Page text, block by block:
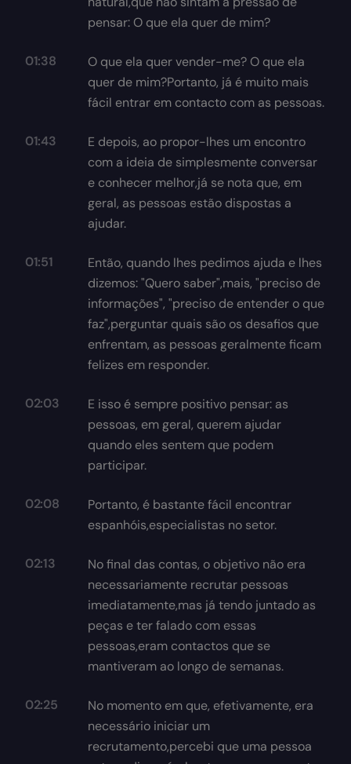
pensar: O que ela quer de mim?
01:38
O que ela quer vender-me? O que ela
quer de mim?Portanto, já é muito mais
fácil entrar em contacto com as pessoas.
01:43
E depois, ao propor-lhes um encontro
com a ideia de simplesmente conversar
e conhecer melhor,já se nota que, em
geral, as pessoas estão dispostas a
ajudar.
01:51
Então, quando lhes pedimos ajuda e lhes
dizemos: "Quero saber",mais, "preciso de
informações", "preciso de entender o que
faz",perguntar quais são os desafios que
enfrentam, as pessoas geralmente ficam
felizes em responder.
02:03
E isso é sempre positivo pensar: as
pessoas, em geral, querem ajudar
quando eles sentem que podem
participar.
02:08
Portanto, é bastante fácil encontrar
espanhóis,especialistas no setor.
02:13
No final das contas, o objetivo não era
necessariamente recrutar pessoas
imediatamente,mas já tendo juntado as
peças e ter falado com essas
pessoas,eram contactos que se
mantiveram ao longo de semanas.
02:25
No momento em que, efetivamente, era
necessário iniciar um
recrutamento,percebi que uma pessoa